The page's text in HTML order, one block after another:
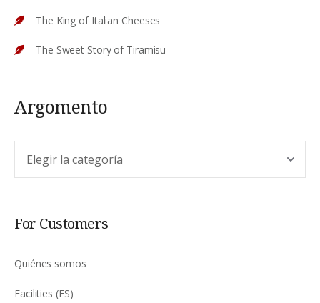
The King of Italian Cheeses
The Sweet Story of Tiramisu
Argomento
For Customers
Quiénes somos
Facilities (ES)